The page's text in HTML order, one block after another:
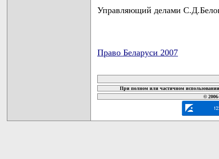
Управляющий делами
Право Беларуси 2007
При полном или частичном
©